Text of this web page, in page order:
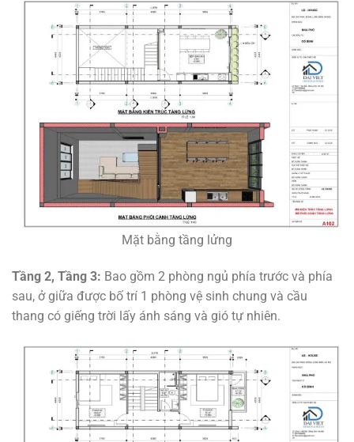
Mặt bằng tầng lửng
Tầng 2, Tầng 3: Bao gồm 2 phòng ngủ phía trước và phía
sau, ở giữa được bố trí 1 phòng vệ sinh chung và cầu
thang có giếng trời lấy ánh sáng và gió tự nhiên.